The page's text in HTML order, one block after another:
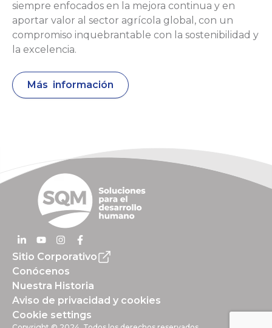
siempre enfocados en la mejora continua y en
aportar valor al sector agrícola global, con un
compromiso inquebrantable con la sostenibilidad y
la excelencia.
Más información
Sitio Corporativo
Conócenos
Nuestra Historia
Aviso de privacidad y cookies
Cookie settings